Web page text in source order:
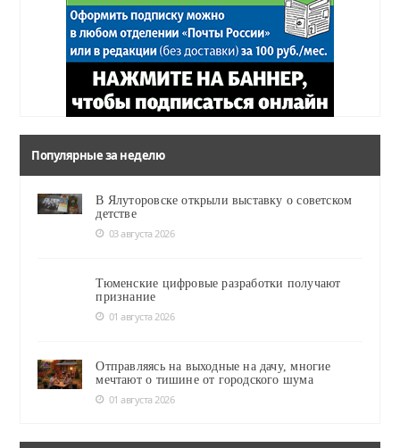
Популярные за неделю
В Ялуторовске открыли выставку о советском
детстве
03 августа 2026
Тюменские цифровые разработки получают
признание
01 августа 2026
Отправляясь на выходные на дачу, многие
мечтают о тишине от городского шума
01 августа 2026